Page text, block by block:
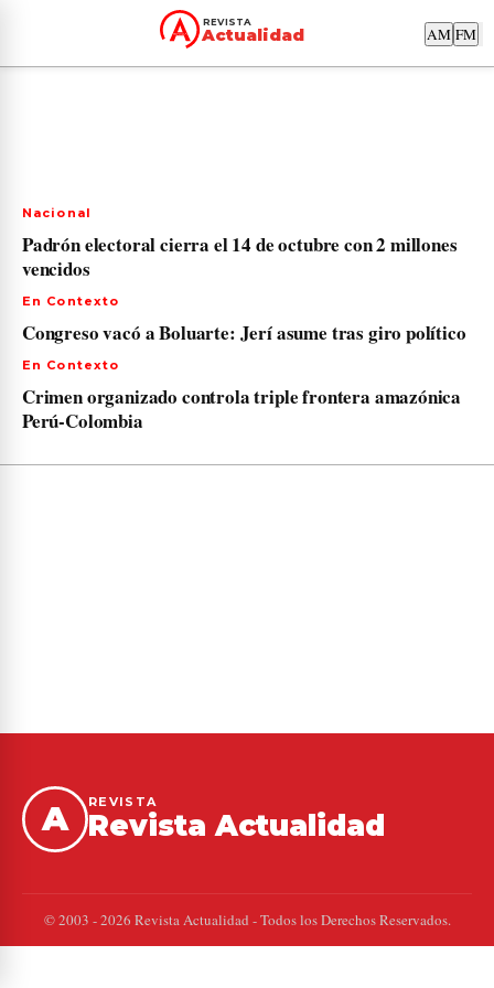
REVISTA
Actualidad AM FM
NACIONAL EN
Nacional
Padrón electoral cierra el 14 de octubre con 2 millones
vencidos
En Contexto
Congreso vacó a Boluarte: Jerí asume tras giro político
En Contexto
Crimen organizado controla triple frontera amazónica
Perú-Colombia
A REVISTA
Revista Actualidad
© 2003 - 2026 Revista Actualidad - Todos los Derechos Reservados.